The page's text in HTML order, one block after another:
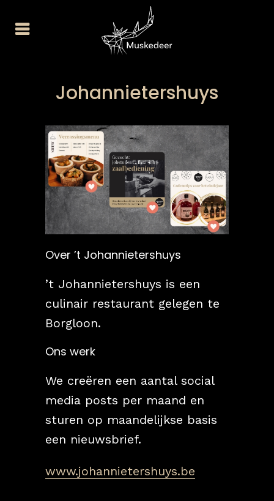
Johannietershuys
Over ’t Johannietershuys
’t Johannietershuys is een
culinair restaurant gelegen te
Borgloon.
Ons werk
We creëren een aantal social
media posts per maand en
sturen op maandelijkse basis
een nieuwsbrief.
www.johannietershuys.be